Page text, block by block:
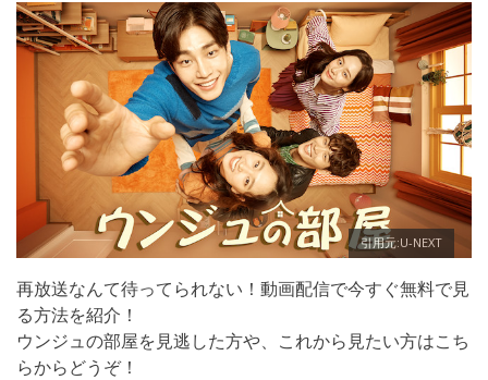
引用元:U-NEXT
再放送なんて待ってられない！動画配信で今すぐ無料で見
る方法を紹介！
ウンジュの部屋を見逃した方や、これから見たい方はこち
らからどうぞ！